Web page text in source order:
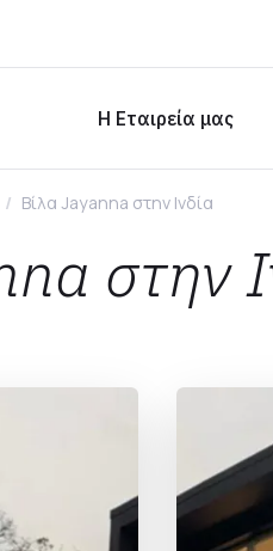
Η Εταιρεία μας
Βίλα Jayanna στην Ινδία
στην